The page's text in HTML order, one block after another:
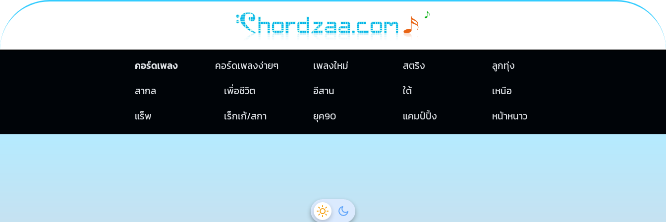
คอร์ดเพลง คอร์ดเพลงง่ายๆ เพลงใหม่ สตริง
ลูกทุ่ง
สากล
เพื่อชีวิต อีสาน ใต้
เหนือ
แร็พ
เร็กเก้/สกา ยุค90 แคมป์ปิ้ง หน้าหนาว